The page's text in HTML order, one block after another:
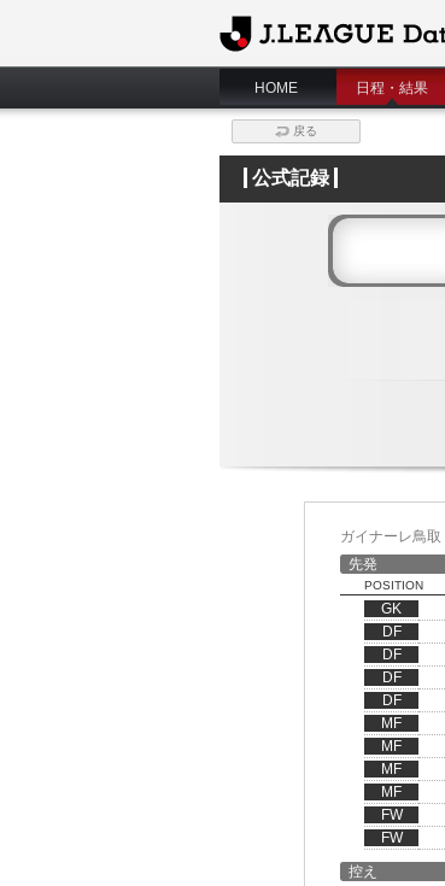
J.League Data Site
HOME 日程・結果
戻る
公式記録
ガイナーレ鳥取
先発
POSITION
GK
DF
DF
DF
DF
MF
MF
MF
MF
FW
FW
控え